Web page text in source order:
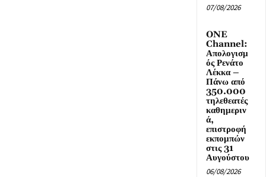
07/08/2026
ONE
Channel:
Απολογισμ
ός Ρενάτο
Λέκκα –
Πάνω από
350.000
τηλεθεατές
καθημεριν
ά,
επιστροφή
εκπομπών
στις 31
Αυγούστου
06/08/2026